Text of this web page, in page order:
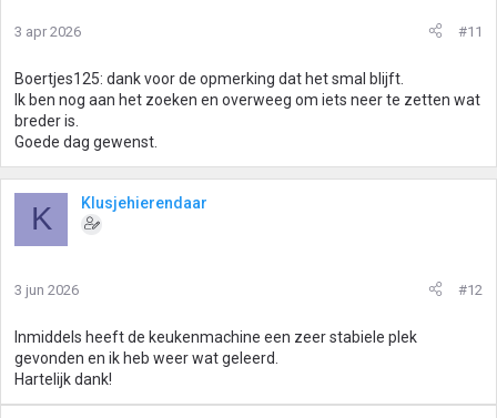
3 apr 2026 #11
Boertjes125: dank voor de opmerking dat het smal blijft.
Ik ben nog aan het zoeken en overweeg om iets neer te zetten wat
breder is.
Goede dag gewenst.
K Klusjehierendaar
3 jun 2026 #12
Inmiddels heeft de keukenmachine een zeer stabiele plek
gevonden en ik heb weer wat geleerd.
Hartelijk dank!